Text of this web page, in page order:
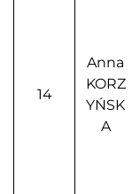
14
Anna
KORZ
YŃSK
A